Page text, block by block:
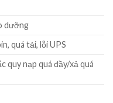
dưỡng
quá tải, lỗi UPS
quy nạp quá đầy/xả quá